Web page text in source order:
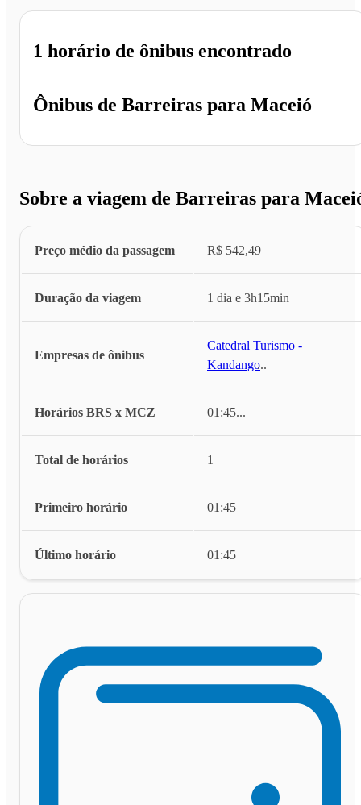
Ônibus de Barreiras para Maceió
1 horário de ônibus encontrado
Sobre a viagem de Barreiras para
Preço médio da passagem R$ 542,49
Duração da viagem 1 dia e 3h15min
Empresas de ônibus
Catedral Turismo -
Kandango...
Horários BRS x MCZ 01:45...
Total de horários 1
Primeiro horário 01:45
Último horário 01:45